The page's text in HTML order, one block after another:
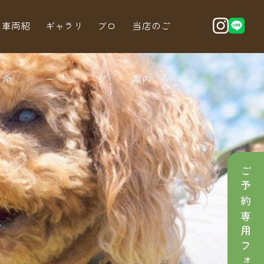
車両紹
介
ギャラリ
ー
ブロ
グ
当店のご
案内
ご予約専用フォーム